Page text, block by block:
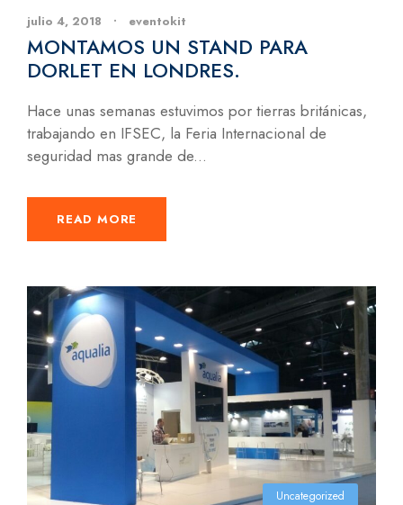
julio 4, 2018 • eventokit
MONTAMOS UN STAND PARA
DORLET EN LONDRES.
Hace unas semanas estuvimos por tierras británicas,
trabajando en IFSEC, la Feria Internacional de
seguridad mas grande de...
READ MORE
Uncategorized